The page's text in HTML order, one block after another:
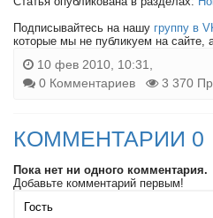
Подписывайтесь на нашу группу в
которые мы не публикуем на сайте,
10 фев 2010, 10:31,
0 Комментариев
3 370
КОММЕНТАРИИ 0
Пока нет ни одного комментария.
Добавьте комментарий первым!